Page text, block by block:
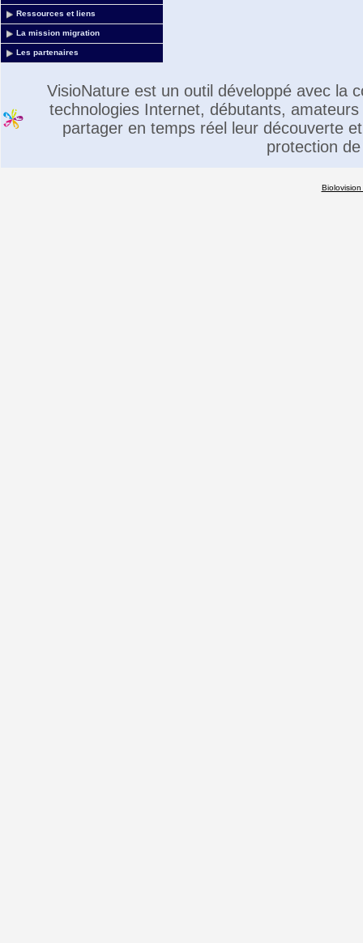
Ressources et liens
La mission migration
Les partenaires
VisioNature est un outil développé avec la
technologies Internet, débutants,
partager en temps réel leur découverte
protection
Biolovision